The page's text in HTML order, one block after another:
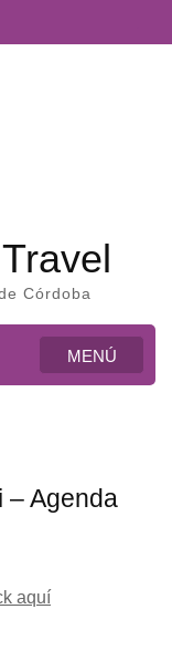
Córdoba
MENÚ
– Agenda
aquí